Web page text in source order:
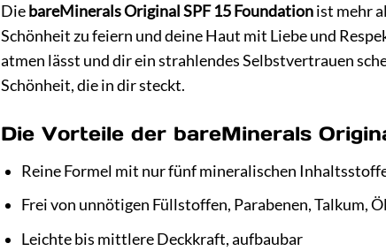
DiebareMinerals Original SPF 15 Foundationist mehr
Schönheit zu feiern und deine Haut mit Liebe und
atmen lässt und dir ein strahlendes Selbstvertrauen
Schönheit, die in dir steckt.
Die Vorteile der bareMinerals
Reine Formel mit nur fünf mineralischen
Frei von unnötigen Füllstoffen, Parabenen, Talkum,
Leichte bis mittlere Deckkraft, aufbaubar